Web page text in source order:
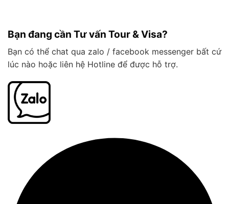
Bạn đang cần Tư vấn Tour & Visa?
Bạn có thể chat qua zalo / facebook messenger bất cứ
lúc nào hoặc liên hệ Hotline để được hỗ trợ.